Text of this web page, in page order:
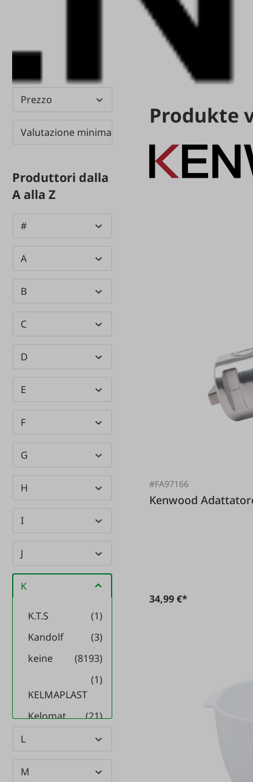
Prezzo
Valutazione minima
Produttori dalla
A alla Z
#
A
B
C
D
E
F
G
H
I
J
K
(1)
K.T.S
(3)
Kandolf
(8193)
keine
(1)
KELMAPLAST
(21)
Kelomat
(12)
L
M
Produkte
#FA97166
Kenwood
34,99 €*